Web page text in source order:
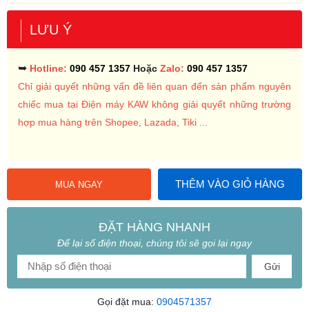
LƯU Ý
➥ Hotline: 090 457 1357 Hoặc Zalo: 090 457 1357
Chỉ giải quyết những vấn đề liên quan đến sản phẩm nguyên
chiếc mua tại Điện máy KAW không giải quyết những trường
hợp mua hàng trên Shopee, Lazada, Tiki ...
MUA NGAY THÊM VÀO GIỎ HÀNG
ĐẶT HÀNG NHANH
Để lại số điện thoại, chúng tôi sẽ gọi lại ngay
Gửi
Gọi đặt mua: 0904571357